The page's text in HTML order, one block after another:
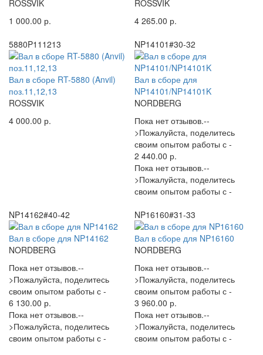
ROSSVIK
1 000.00 р.
ROSSVIK
4 265.00 р.
5880P111213
Вал в сборе RT-5880 (Anvil)
поз.11,12,13
ROSSVIK
4 000.00 р.
NP14101#30-32
Вал в сборе для
NP14101/NP14101K
NORDBERG
Пока нет отзывов.--
>Пожалуйста, поделитесь
своим опытом работы с -
2 440.00 р.
Пока нет отзывов.--
>Пожалуйста, поделитесь
своим опытом работы с -
NP14162#40-42
Вал в сборе для NP14162
NORDBERG
Пока нет отзывов.--
>Пожалуйста, поделитесь
своим опытом работы с -
6 130.00 р.
Пока нет отзывов.--
>Пожалуйста, поделитесь
своим опытом работы с -
NP16160#31-33
Вал в сборе для NP16160
NORDBERG
Пока нет отзывов.--
>Пожалуйста, поделитесь
своим опытом работы с -
3 960.00 р.
Пока нет отзывов.--
>Пожалуйста, поделитесь
своим опытом работы с -